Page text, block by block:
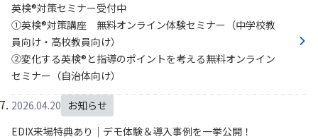
英検®対策セミナー受付中
①英検®対策講座 無料オンライン体験セミナー（中学校教
員向け・高校教員向け）
②変化する英検®と指導のポイントを考える無料オンライン
セミナー（自治体向け）
2026.04.20 お知らせ
EDIX来場特典あり｜デモ体験＆導入事例を一挙公開！